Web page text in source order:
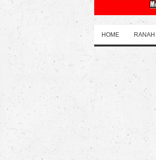
HOME RANAH